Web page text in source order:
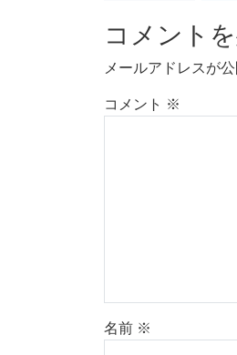
コメント
メールアドレスが
コメント ※
名前 ※